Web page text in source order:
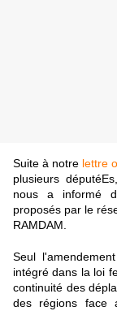
Suite à notre lettre
plusieurs
nous a informé
proposés par le
RAMDAM.
Seul
intégré dans la loi
continuité des
des régions face